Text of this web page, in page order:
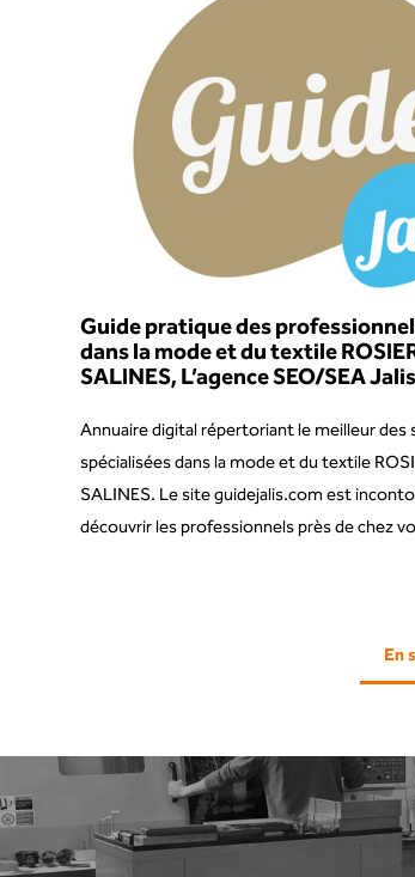
Guide pratique des
dans la mode et du textile
SALINES, L’agence SEO/SEA
Annuaire digital répertoriant le meilleur des
spécialisées dans la mode et du textile
SALINES. Le site guidejalis.com est
découvrir les professionnels près de chez
En